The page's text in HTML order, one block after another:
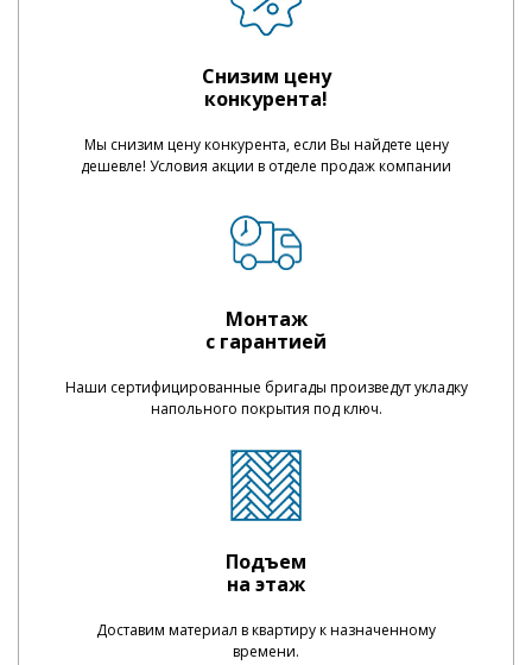
Снизим цену
конкурента!
Мы снизим цену конкурента, если Вы найдете цену
дешевле! Условия акции в отделе продаж компании
Монтаж
с гарантией
Наши сертифицированные бригады произведут укладку
напольного покрытия под ключ.
Подъем
на этаж
Доставим материал в квартиру к назначенному
времени.